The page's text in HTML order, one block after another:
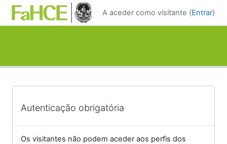
Ir para o conteúdo principal
A aceder como visitante (Entrar)
Autenticação obrigatória
Os visitantes não podem aceder aos perfis dos